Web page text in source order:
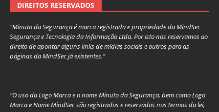
DIREITOS RESERVADOS
“Minuto da Segurança é marca registrada e propriedade da MindSec
Segurança e Tecnologia da Informação Ltda. Por isto nos reservamos ao
direito de apontar alguns links de mídias sociais e outros para as
páginas da MindSec já existentes.”
“O uso da Logo Marca e o nome Minuto da Segurança, bem como Logo
Marca e Nome MindSec são registrados e reservados nos termos da lei,